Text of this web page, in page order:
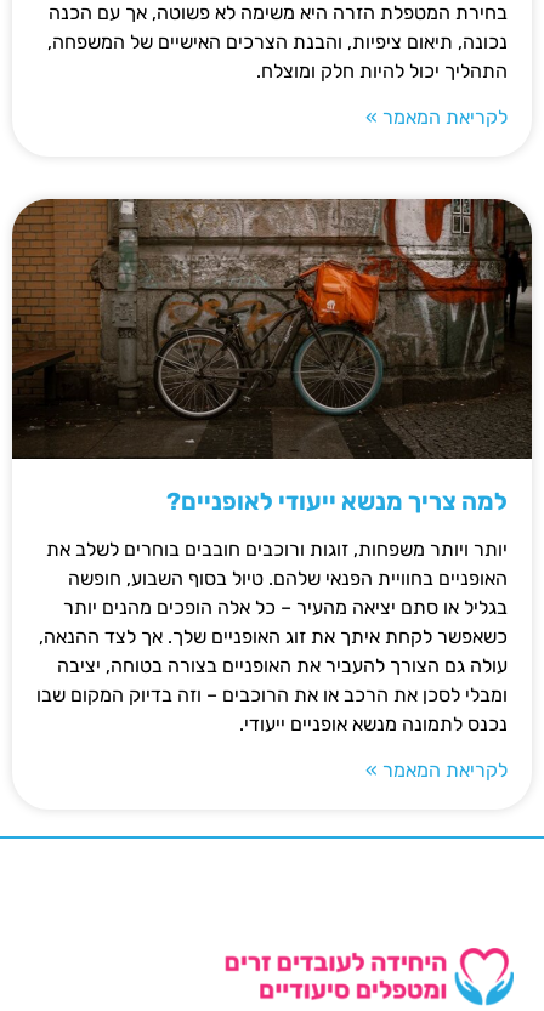
בחירת המטפלת הזרה היא משימה לא פשוטה, אך עם הכנה
נכונה, תיאום ציפיות, והבנת הצרכים האישיים של המשפחה,
התהליך יכול להיות חלק ומוצלח.
לקריאת המאמר »
למה צריך מנשא ייעודי לאופניים?
יותר ויותר משפחות, זוגות ורוכבים חובבים בוחרים לשלב את
האופניים בחוויית הפנאי שלהם. טיול בסוף השבוע, חופשה
בגליל או סתם יציאה מהעיר – כל אלה הופכים מהנים יותר
כשאפשר לקחת איתך את זוג האופניים שלך. אך לצד ההנאה,
עולה גם הצורך להעביר את האופניים בצורה בטוחה, יציבה
ומבלי לסכן את הרכב או את הרוכבים – וזה בדיוק המקום שבו
נכנס לתמונה מנשא אופניים ייעודי.
לקריאת המאמר »